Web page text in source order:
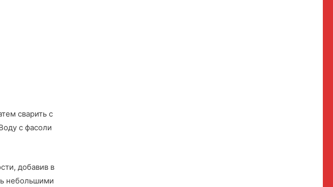
сварить с
с фасоли
добавив в
небольшими